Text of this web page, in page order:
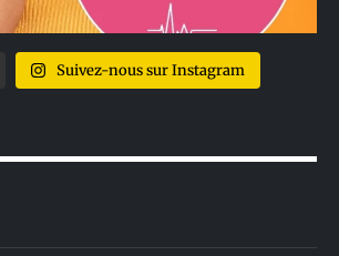
Suivez-nous sur Instagram